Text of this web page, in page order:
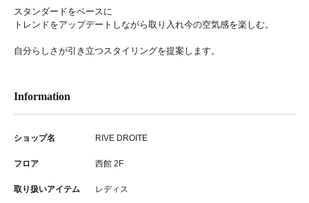
スタンダードをベースに
トレンドをアップデートしながら取り入れ今の空気感を楽しむ。
自分らしさが引き立つスタイリングを提案します。
Information
ショップ名 RIVE DROITE
フロア 西館 2F
取り扱いアイテム レディス